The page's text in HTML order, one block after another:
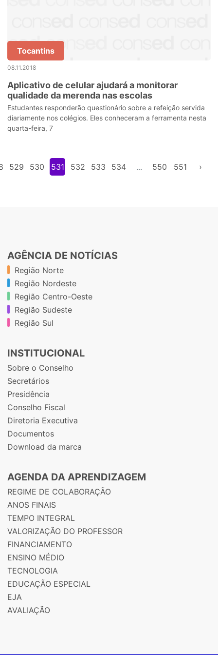
Tocantins
08.11.2018
Aplicativo de celular ajudará a monitorar
qualidade da merenda nas escolas
Estudantes responderão questionário sobre a refeição servida
diariamente nos colégios. Eles conheceram a ferramenta nesta
quarta-feira, 7
529 530 531 532 533 534 ... 550 551 ›
AGÊNCIA DE NOTÍCIAS
Região Norte
Região Nordeste
Região Centro-Oeste
Região Sudeste
Região Sul
INSTITUCIONAL
Sobre o Conselho
Secretários
Presidência
Conselho Fiscal
Diretoria Executiva
Documentos
Download da marca
AGENDA DA APRENDIZAGEM
REGIME DE COLABORAÇÃO
ANOS FINAIS
TEMPO INTEGRAL
VALORIZAÇÃO DO PROFESSOR
FINANCIAMENTO
ENSINO MÉDIO
TECNOLOGIA
EDUCAÇÃO ESPECIAL
EJA
AVALIAÇÃO